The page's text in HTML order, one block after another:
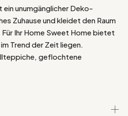
ein unumgänglicher Deko-
Zuhause und kleidet den Raum
Ihr Home Sweet Home bietet
Trend der Zeit liegen.
geflochtene
müssen nur noch Ihren eigenen